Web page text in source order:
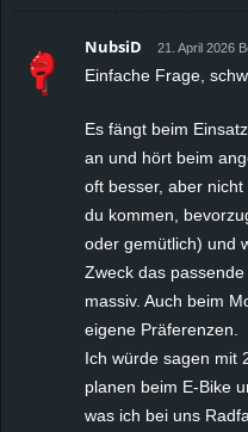
NubsiD 21. April 2026
Einfache Frage,
Es fängt beim
an und hört beim
oft besser, aber
du kommen,
oder gemütlich) und
Zweck das
massiv. Auch beim
eigene Präferenzen.
Ich würde sagen mit
planen beim E-Bike
was ich bei uns